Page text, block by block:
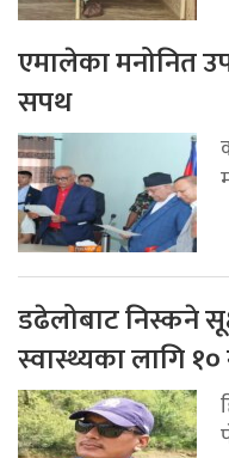
एमालेका मनोनित
सपथ
डढेलोबाट निस्कने
स्वास्थ्यका लागि